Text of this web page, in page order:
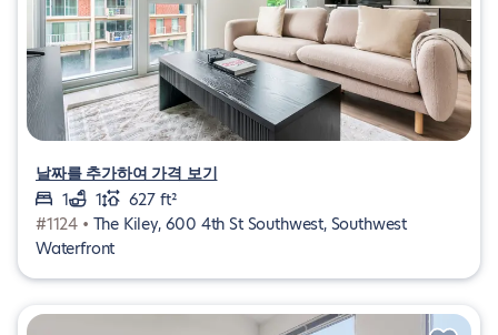
날짜를 추가하여 가격 보기
1
1
627 ft²
#1124 • The Kiley, 600 4th St Southwest, Southwest
Waterfront